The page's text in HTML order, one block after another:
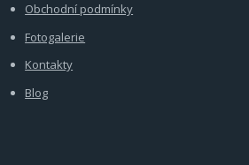
Obchodní podmínky
Fotogalerie
Kontakty
Blog